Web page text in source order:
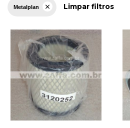
Metalplan Limpar filtros